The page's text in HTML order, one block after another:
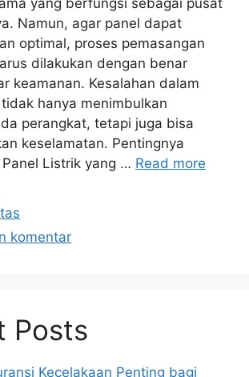
Namun, agar panel dapat
optimal, proses pemasangan
dilakukan dengan benar
keamanan. Kesalahan dalam
hanya menimbulkan
perangkat, tetapi juga bisa
keselamatan. Pentingnya
Listrik yang … Read more
komentar
Posts
Kecelakaan Penting bagi